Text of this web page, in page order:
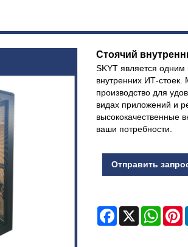
Стоячий
SKYT является
внутренних ИТ-
производство для
видах приложений и
высококачественные
ваши потребности.
Отправить
Facebook
X